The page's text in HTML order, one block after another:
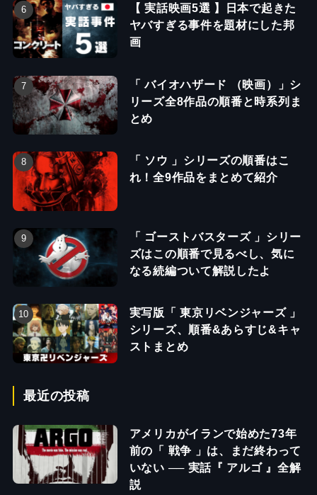
【 実話映画5選 】日本で起きた
ヤバすぎる事件を題材にした邦
画
「 バイオハザード （映画）」シ
リーズ全8作品の順番と時系列ま
とめ
「 ソウ 」シリーズの順番はこ
れ！全9作品をまとめて紹介
「 ゴーストバスターズ 」シリー
ズはこの順番で見るべし、気に
なる続編ついて解説したよ
実写版「 東京リベンジャーズ 」
シリーズ、順番&あらすじ&キャ
ストまとめ
最近の投稿
アメリカがイランで始めた73年
前の「 戦争 」は、まだ終わって
いない ── 実話『 アルゴ 』全解
説